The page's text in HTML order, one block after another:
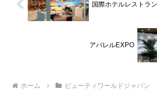
国際ホテルレストラ
アパレルEXPO
ホーム ビューティワールドジャパン